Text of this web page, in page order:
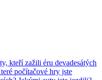
kteří zažili éru devadesátých
počítačové hry jste